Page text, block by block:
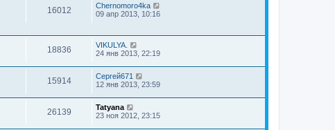
16012
Chernomoro4ka
09 апр 2013, 10:16
18836
VIKULYA.
24 янв 2013, 22:19
15914
Сергей671
12 янв 2013, 23:59
26139
Tatyana
23 ноя 2012, 23:15